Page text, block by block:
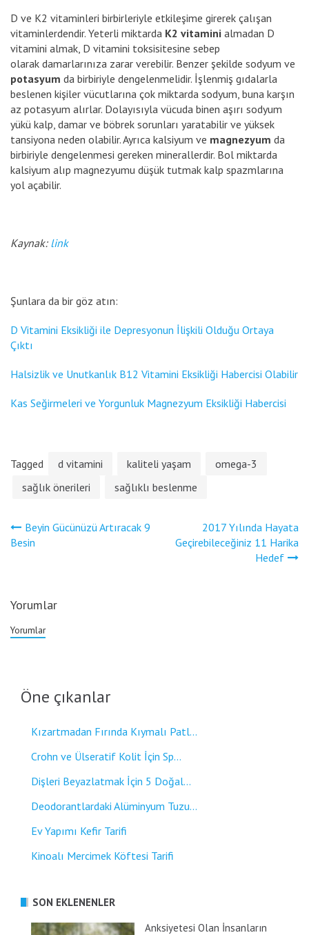
D ve K2 vitaminleri birbirleriyle etkileşime girerek çalışan
vitaminlerdendir. Yeterli miktarda K2 vitamini almadan D
vitamini almak, D vitamini toksisitesine sebep
olarak damarlarınıza zarar verebilir. Benzer şekilde sodyum ve
potasyum da birbiriyle dengelenmelidir. İşlenmiş gıdalarla
beslenen kişiler vücutlarına çok miktarda sodyum, buna karşın
az potasyum alırlar. Dolayısıyla vücuda binen aşırı sodyum
yükü kalp, damar ve böbrek sorunları yaratabilir ve yüksek
tansiyona neden olabilir. Ayrıca kalsiyum ve magnezyum da
birbiriyle dengelenmesi gereken minerallerdir. Bol miktarda
kalsiyum alıp magnezyumu düşük tutmak kalp spazmlarına
yol açabilir.
Kaynak: link
Şunlara da bir göz atın:
D Vitamini Eksikliği ile Depresyonun İlişkili Olduğu Ortaya
Çıktı
Halsizlik ve Unutkanlık B12 Vitamini Eksikliği Habercisi Olabilir
Kas Seğirmeleri ve Yorgunluk Magnezyum Eksikliği Habercisi
Tagged d vitamini kaliteli yaşam
omega-3
sağlık önerileri
sağlıklı beslenme
Yazı
gezinmesi
Beyin Gücünüzü Artıracak 9
Besin
2017 Yılında Hayata
Geçirebileceğiniz 11 Harika
Hedef
Yorumlar
Yorumlar
Öne çıkanlar
Kızartmadan Fırında Kıymalı Patl...
Crohn ve Ülseratif Kolit İçin Sp...
Dişleri Beyazlatmak İçin 5 Doğal...
Deodorantlardaki Alüminyum Tuzu...
Ev Yapımı Kefir Tarifi
Kinoalı Mercimek Köftesi Tarifi
SON EKLENENLER
Anksiyetesi Olan İnsanların